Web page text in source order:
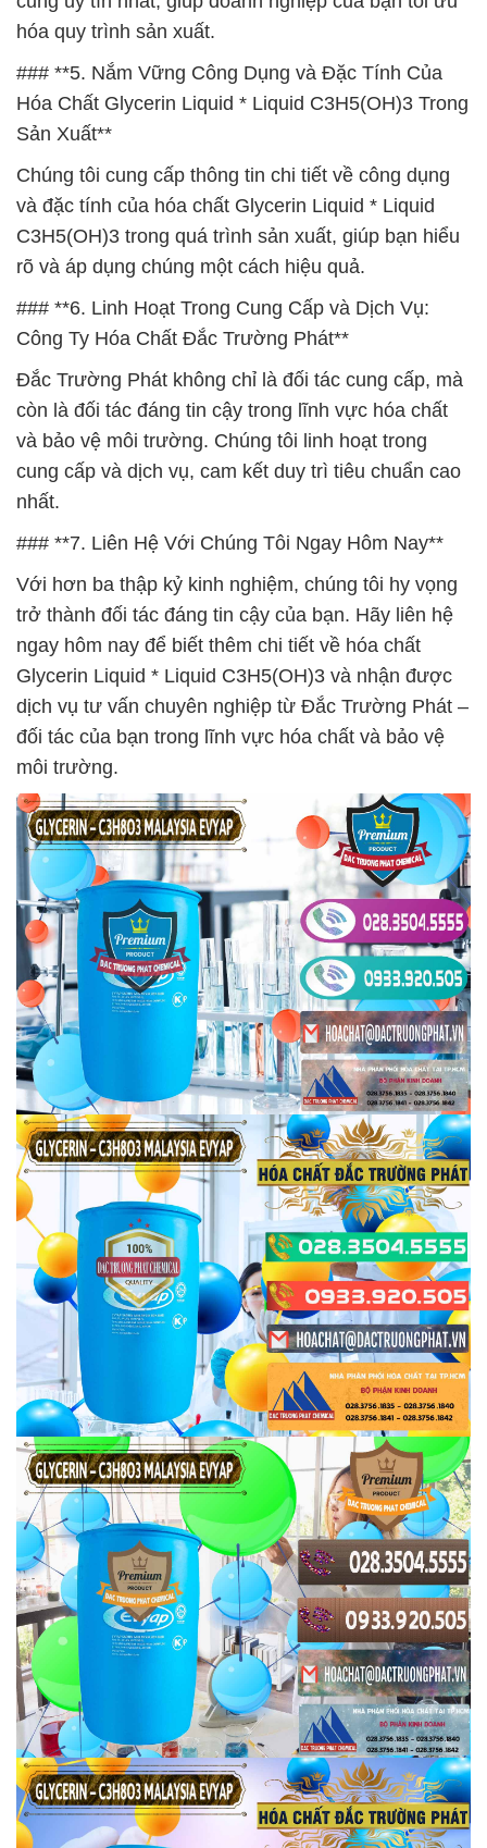
hóa quy trình sản xuất.
### **5. Nắm Vững Công Dụng và Đặc Tính Của
Hóa Chất Glycerin Liquid * Liquid C3H5(OH)3 Trong
Sản Xuất**
Chúng tôi cung cấp thông tin chi tiết về công dụng
và đặc tính của hóa chất Glycerin Liquid * Liquid
C3H5(OH)3 trong quá trình sản xuất, giúp bạn hiểu
rõ và áp dụng chúng một cách hiệu quả.
### **6. Linh Hoạt Trong Cung Cấp và Dịch Vụ:
Công Ty Hóa Chất Đắc Trường Phát**
Đắc Trường Phát không chỉ là đối tác cung cấp, mà
còn là đối tác đáng tin cậy trong lĩnh vực hóa chất
và bảo vệ môi trường. Chúng tôi linh hoạt trong
cung cấp và dịch vụ, cam kết duy trì tiêu chuẩn cao
nhất.
### **7. Liên Hệ Với Chúng Tôi Ngay Hôm Nay**
Với hơn ba thập kỷ kinh nghiệm, chúng tôi hy vọng
trở thành đối tác đáng tin cậy của bạn. Hãy liên hệ
ngay hôm nay để biết thêm chi tiết về hóa chất
Glycerin Liquid * Liquid C3H5(OH)3 và nhận được
dịch vụ tư vấn chuyên nghiệp từ Đắc Trường Phát –
đối tác của bạn trong lĩnh vực hóa chất và bảo vệ
môi trường.